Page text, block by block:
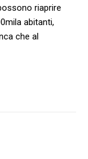
riaprire
abitanti,
che al